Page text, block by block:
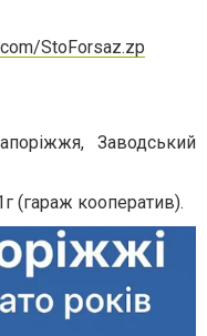
StoForsaz.zp
Заводський
(гараж кооператив).